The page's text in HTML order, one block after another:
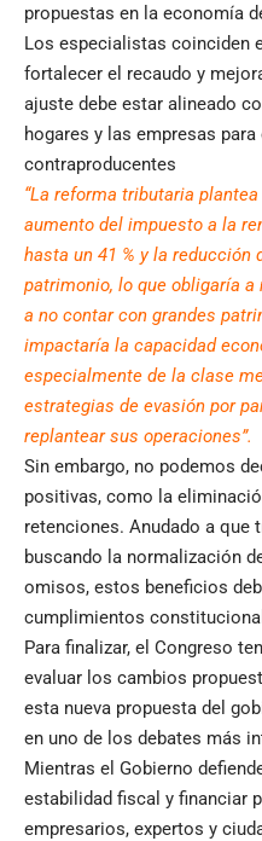
propuestas en la economía
Los especialistas coinciden
fortalecer el recaudo y
ajuste debe estar alineado
hogares y las empresas
contraproducentes
“La reforma tributaria
aumento del impuesto a la
hasta un 41 % y la
patrimonio, lo que obligaría
a no contar con grandes
impactaría la capacidad
especialmente de la clase
estrategias de evasión por
replantear sus operaciones”.
Sin embargo, no podemos
positivas, como la
retenciones. Anudado a que
buscando la normalización
omisos, estos beneficios
cumplimientos
Para finalizar, el Congreso
evaluar los cambios
esta nueva propuesta del
en uno de los debates más
Mientras el Gobierno
estabilidad fiscal y financiar
empresarios, expertos y